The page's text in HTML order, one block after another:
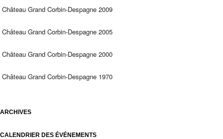
Château Grand Corbin-Despagne 2009
Château Grand Corbin-Despagne 2005
Château Grand Corbin-Despagne 2000
Château Grand Corbin-Despagne 1970
ARCHIVES
CALENDRIER DES ÉVÉNEMENTS